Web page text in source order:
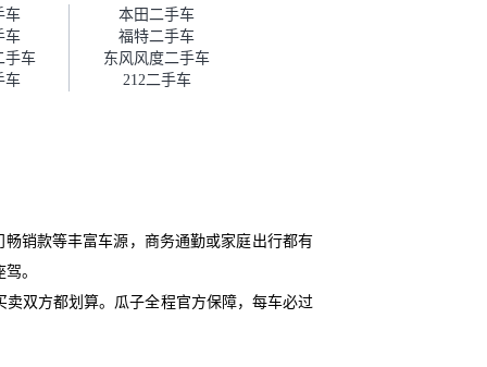
帮我谈价。自营车我讲过价，最
后是通过花一块钱买优惠券的方
式，便宜了800块钱成交。”
车
本田二手车
车
福特二手车
手车
东风风度二手车
车 212二手车
销款等丰富车源，商务通勤或家庭出行都有
。
双方都划算。瓜子全程官方保障，每车必过